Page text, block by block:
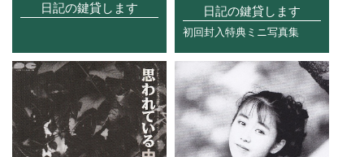
日記の鍵貸します 日記の鍵貸します
初回封入特典ミニ写真集